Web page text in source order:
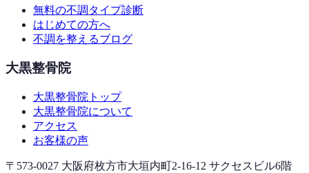
無料の不調タイプ診断
はじめての方へ
不調を整えるブログ
大黒整骨院
大黒整骨院トップ
大黒整骨院について
アクセス
お客様の声
〒573-0027 大阪府枚方市大垣内町2-16-12 サクセスビル6階